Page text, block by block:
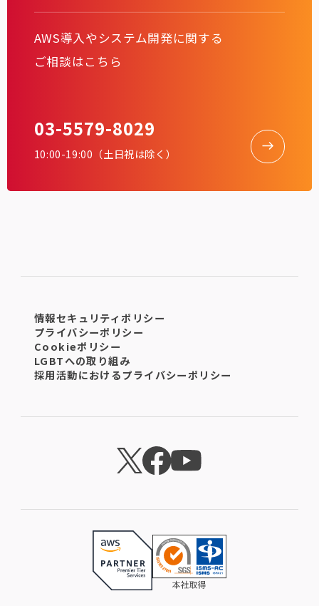
AWS導入やシステム開発に関する
ご相談はこちら
03-5579-8029
10:00-19:00（土日祝は除く）
情報セキュリティポリシー
プライバシーポリシー
Cookieポリシー
LGBTへの取り組み
採用活動におけるプライバシーポリシー